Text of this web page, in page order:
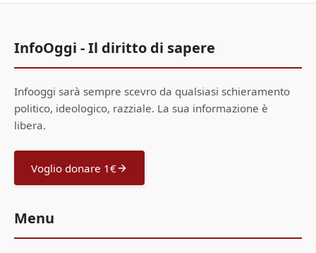
InfoOggi - Il diritto di sapere
Infooggi sarà sempre scevro da qualsiasi schieramento
politico, ideologico, razziale. La sua informazione è
libera.
Voglio donare 1€
Menu